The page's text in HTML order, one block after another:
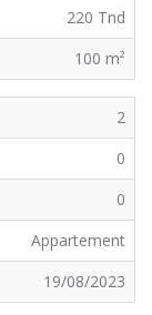
220 Tnd
100 m²
2
0
0
Appartement
19/08/2023